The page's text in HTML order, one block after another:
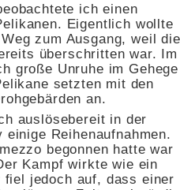
ich einen
Eigentlich wollte
zum Ausgang, weil die
überschritten war. Im
große Unruhe im Gehege
setzten mit den
an.
auslösebereit in der
Reihenaufnahmen.
begonnen hatte war
Kampf wirkte wie ein
jedoch auf, dass einer